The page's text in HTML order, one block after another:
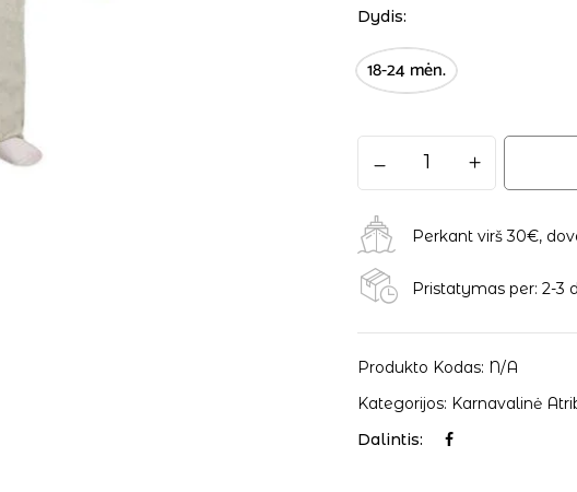
Dydis
18-24 mėn.
Perkant virš 30€,
Pristatymas per: 2-3
Produkto Kodas: N/A
Kategorijos: Karnavalinė
Dalintis: